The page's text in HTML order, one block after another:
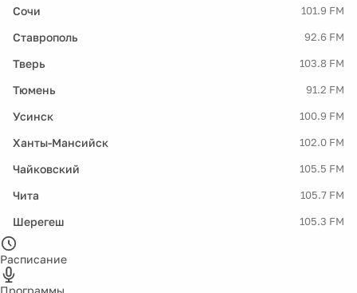
Сочи 101.9 FM
Ставрополь 92.6 FM
Тверь 103.8 FM
Тюмень 91.2 FM
Усинск 100.9 FM
Ханты-Мансийск 102.0 FM
Чайковский 105.5 FM
Чита 105.7 FM
Шерегеш 105.3 FM
Расписание
Программы